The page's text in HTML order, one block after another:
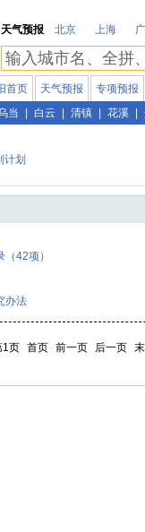
天气预报
北京 上海
首页 天气预报 专项预报
当 白云 清镇 花溪
计划
42项）
办法
1页 首页 前一页 后一页